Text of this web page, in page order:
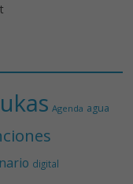
Agenda agua
digital